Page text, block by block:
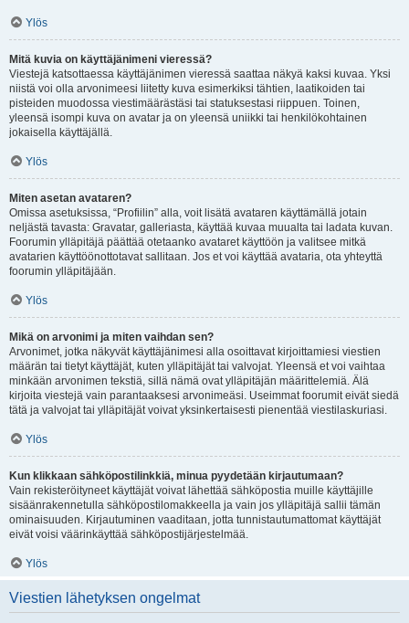
Ylös
Mitä kuvia on käyttäjänimeni vieressä?
Viestejä katsottaessa käyttäjänimen vieressä saattaa näkyä kaksi kuvaa. Yksi
niistä voi olla arvonimeesi liitetty kuva esimerkiksi tähtien, laatikoiden tai
pisteiden muodossa viestimäärästäsi tai statuksestasi riippuen. Toinen,
yleensä isompi kuva on avatar ja on yleensä uniikki tai henkilökohtainen
jokaisella käyttäjällä.
Ylös
Miten asetan avataren?
Omissa asetuksissa, “Profiilin” alla, voit lisätä avataren käyttämällä jotain
neljästä tavasta: Gravatar, galleriasta, käyttää kuvaa muualta tai ladata kuvan.
Foorumin ylläpitäjä päättää otetaanko avataret käyttöön ja valitsee mitkä
avatarien käyttöönottotavat sallitaan. Jos et voi käyttää avataria, ota yhteyttä
foorumin ylläpitäjään.
Ylös
Mikä on arvonimi ja miten vaihdan sen?
Arvonimet, jotka näkyvät käyttäjänimesi alla osoittavat kirjoittamiesi viestien
määrän tai tietyt käyttäjät, kuten ylläpitäjät tai valvojat. Yleensä et voi vaihtaa
minkään arvonimen tekstiä, sillä nämä ovat ylläpitäjän määrittelemiä. Älä
kirjoita viestejä vain parantaaksesi arvonimeäsi. Useimmat foorumit eivät siedä
tätä ja valvojat tai ylläpitäjät voivat yksinkertaisesti pienentää viestilaskuriasi.
Ylös
Kun klikkaan sähköpostilinkkiä, minua pyydetään kirjautumaan?
Vain rekisteröityneet käyttäjät voivat lähettää sähköpostia muille käyttäjille
sisäänrakennetulla sähköpostilomakkeella ja vain jos ylläpitäjä sallii tämän
ominaisuuden. Kirjautuminen vaaditaan, jotta tunnistautumattomat käyttäjät
eivät voisi väärinkäyttää sähköpostijärjestelmää.
Ylös
Viestien lähetyksen ongelmat